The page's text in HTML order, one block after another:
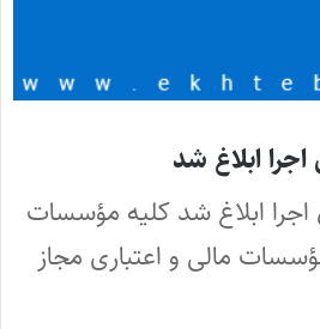
ابلاغ شد
اجرا ابلاغ شد کلیه مؤسسات
مالی و اعتباری مجاز